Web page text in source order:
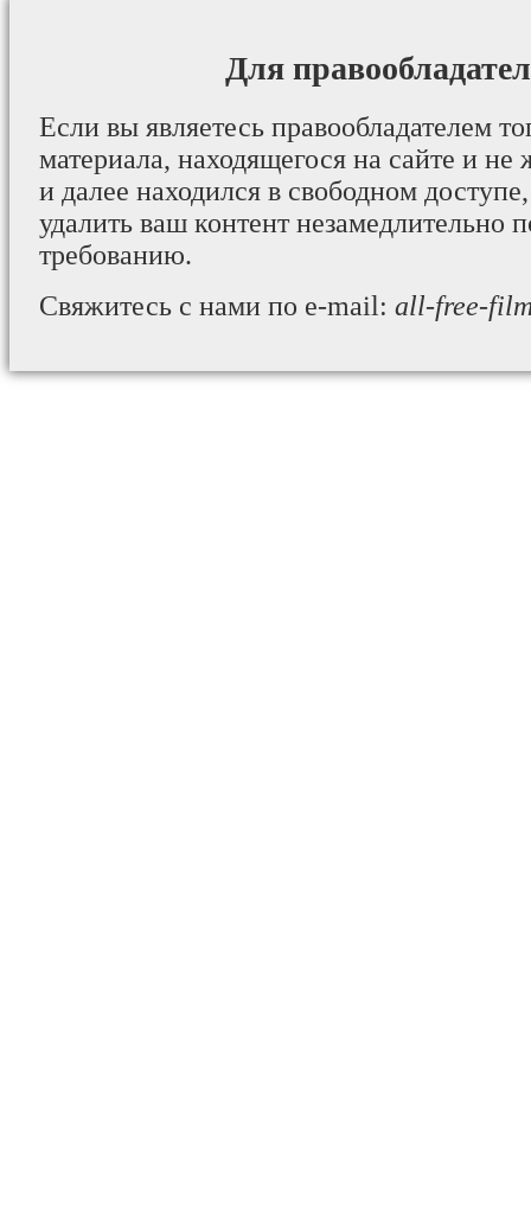
Для
Если вы являетесь правообладателем
материала, находящегося на сайте и не
и далее находился в свободном
удалить ваш контент незамедлительно
требованию.
Свяжитесь с нами по e-mail: all-free-